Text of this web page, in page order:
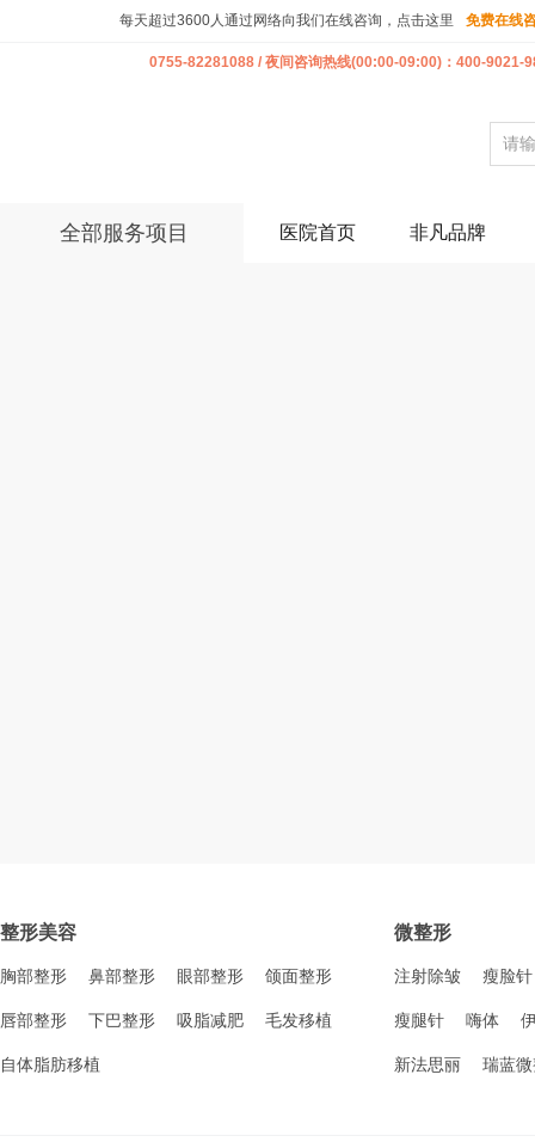
每天超过3600人通过网络向我们在线咨询，点击这里 免费在线
0755-82281088 / 夜间咨询热线(00:00-09:00)：400-9021-
全部服务项目 医院首页 非凡品牌
整形美容
胸部整形 鼻部整形 眼部整形 颌面整形
唇部整形 下巴整形 吸脂减肥 毛发移植
自体脂肪移植
微整形
注射除皱 瘦脸针
瘦腿针 嗨体
新法思丽 瑞蓝